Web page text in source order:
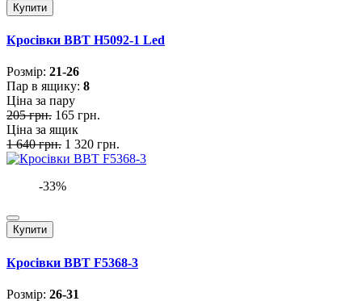
Купити
Кросівки BBT H5092-1 Led
Розмiр: 21-26
Пар в ящику: 8
Ціна за пару
205 грн. 165 грн.
Ціна за ящик
1 640 грн. 1 320 грн.
-33%
Купити
Кросівки BBT F5368-3
Розмiр: 26-31